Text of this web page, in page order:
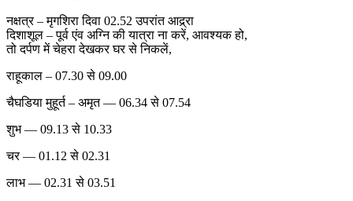
नक्षत्र – मृगशिरा दिवा 02.52 उपरांत आद्र्रा
दिशाशूल – पूर्व एंव अग्नि की यात्रा ना करें, आवश्यक हो,
तो दर्पण में चेहरा देखकर घर से निकलें,
राहूकाल – 07.30 से 09.00
चैघडिया मुहूर्त – अमृत — 06.34 से 07.54
शुभ — 09.13 से 10.33
चर — 01.12 से 02.31
लाभ — 02.31 से 03.51